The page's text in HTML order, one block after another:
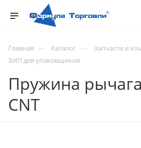
Главная — Каталог — Запчасти и
ЗИП для упаковщиков
Пружина рычага
CNT